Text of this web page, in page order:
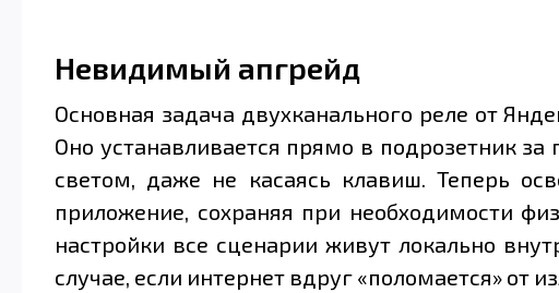
Невидимый апгрейд
Основная задача двухканального реле от
Оно устанавливается прямо в подрозетник
светом, даже не касаясь клавиш. Теперь
приложение, сохраняя при необходимости
настройки все сценарии живут локально
случае, если интернет вдруг «поломается» от